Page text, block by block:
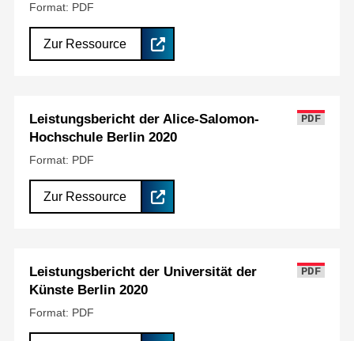
Format: PDF
Zur Ressource
Leistungsbericht der Alice-Salomon-
Hochschule Berlin 2020
PDF
Format: PDF
Zur Ressource
Leistungsbericht der Universität der
Künste Berlin 2020
PDF
Format: PDF